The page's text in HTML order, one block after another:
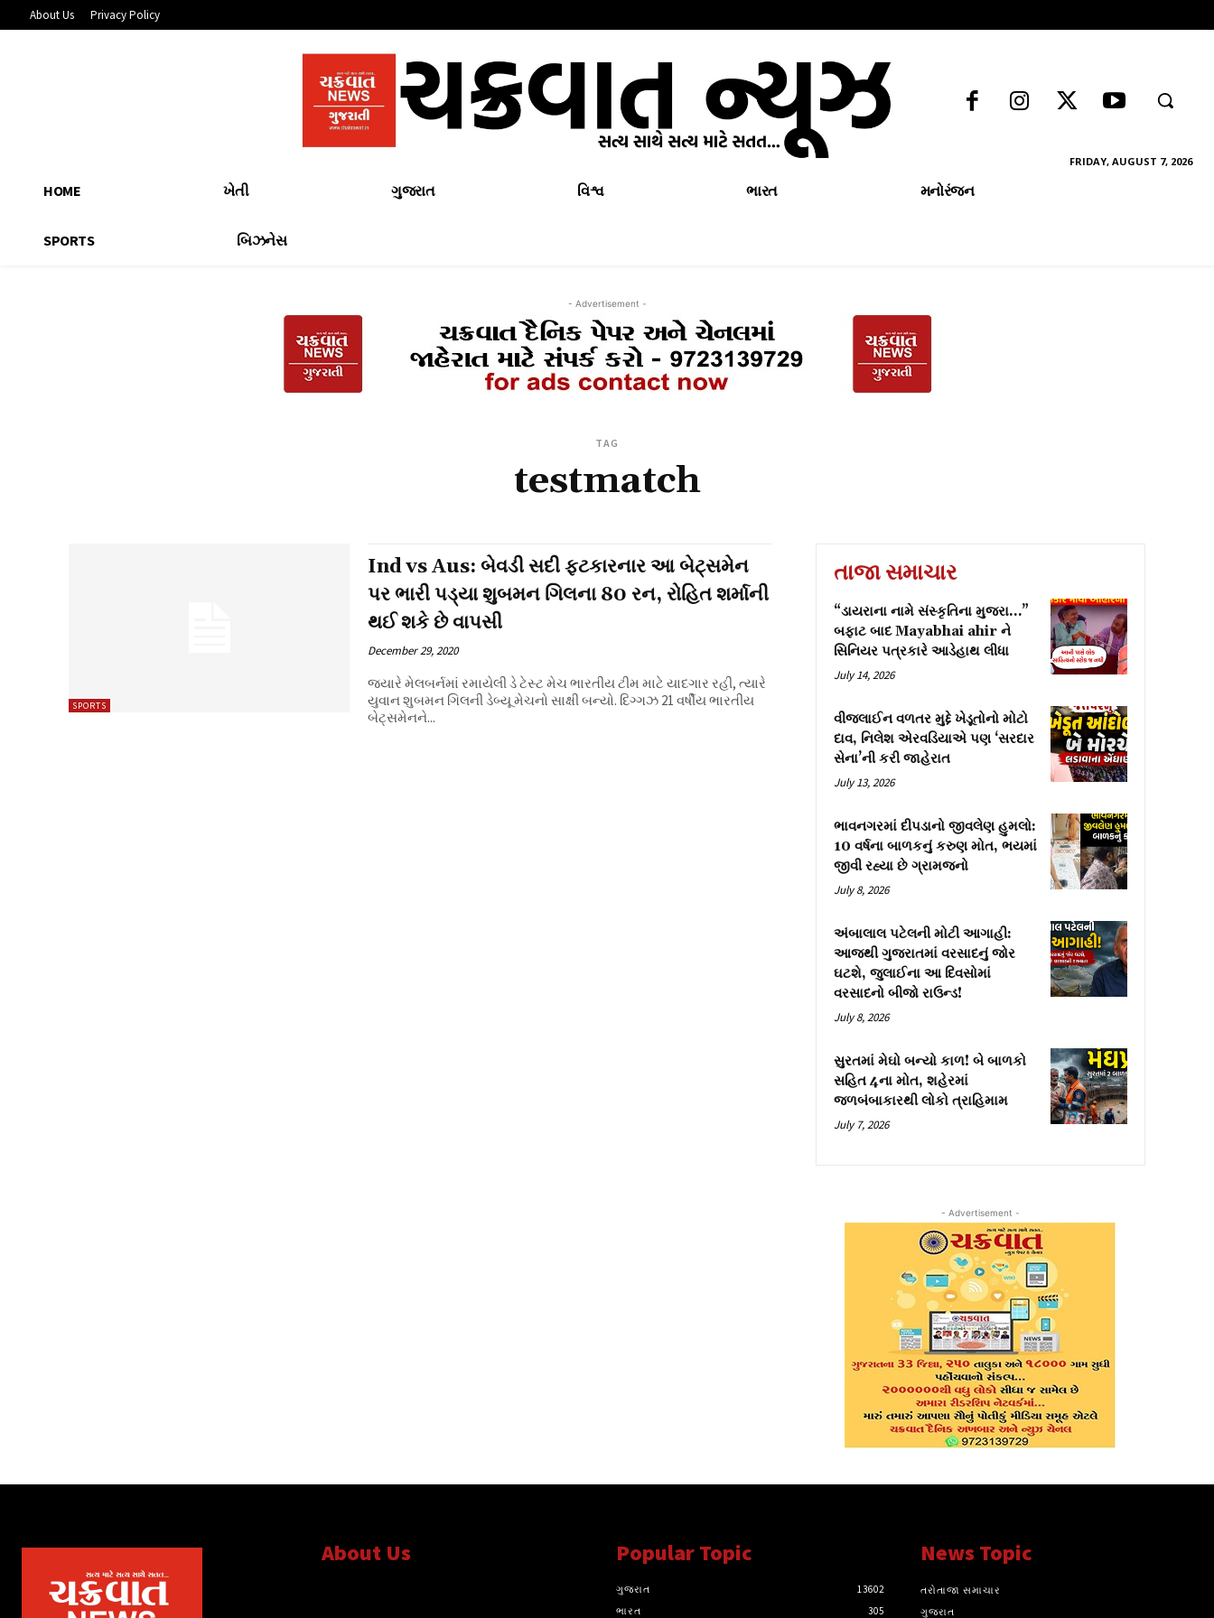
About Us Privacy Policy
FRIDAY, AUGUST 7, 2026
HOME ખેતી ગુજરાત વિશ્વ ભારત મનોરંજન
SPORTS બિઝનેસ
- Advertisement -
TAG
testmatch
SPORTS
Ind vs Aus: બેવડી સદી ફટકારનાર આ બેટ્સમેન
પર ભારી પડ્યા શુબમન ગિલના 80 રન, રોહિત શર્માની
થઈ શકે છે વાપસી
December 29, 2020
જ્યારે મેલબર્નમાં રમાયેલી ડે ટેસ્ટ મેચ ભારતીય ટીમ માટે યાદગાર રહી, ત્યારે
યુવાન શુબમન ગિલની ડેબ્યૂ મેચનો સાક્ષી બન્યો. દિગ્ગઝ 21 વર્ષીય ભારતીય
બેટ્સમેનને...
તાજા સમાચાર
“ડાયરાના નામે સંસ્કૃતિના મુજરા…”
બફાટ બાદ Mayabhai ahir ને
સિનિયર પત્રકારે આડેહાથ લીધા
July 14, 2026
વીજલાઈન વળતર મુદ્દે ખેડૂતોનો મોટો
દાવ, નિલેશ એરવડિયાએ પણ ‘સરદાર
સેના’ની કરી જાહેરાત
July 13, 2026
ભાવનગરમાં દીપડાનો જીવલેણ હુમલો:
10 વર્ષના બાળકનું કરુણ મોત, ભયમાં
જીવી રહ્યા છે ગ્રામજનો
July 8, 2026
અંબાલાલ પટેલની મોટી આગાહી:
આજથી ગુજરાતમાં વરસાદનું જોર
ઘટશે, જુલાઈના આ દિવસોમાં
વરસાદનો બીજો રાઉન્ડ!
July 8, 2026
સુરતમાં મેઘો બન્યો કાળ! બે બાળકો
સહિત 4ના મોત, શહેરમાં
જળબંબાકારથી લોકો ત્રાહિમામ
July 7, 2026
- Advertisement -
About Us Popular Topic
ગુજરાત
13602
ભારત
305
News Topic
તરોતાજા સમાચાર
ગુજરાત